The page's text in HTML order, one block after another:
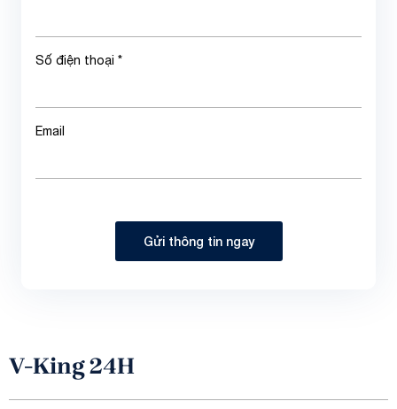
Số điện thoại *
Email
Gửi thông tin ngay
V-King 24H